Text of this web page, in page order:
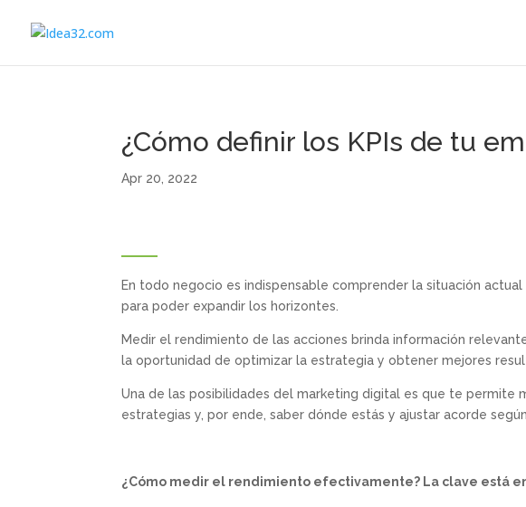
¿Cómo definir los KPIs de tu
Apr 20, 2022
En todo negocio es indispensable comprender la situación
para poder expandir los horizontes.
Medir el rendimiento de las acciones brinda información
la oportunidad de optimizar la estrategia y obtener mejores
Una de las posibilidades del marketing digital es que te
estrategias y, por ende, saber dónde estás y ajustar acorde
¿Cómo medir el rendimiento efectivamente? La clave está